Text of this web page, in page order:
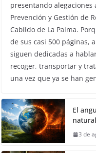
presentando alegaciones
Prevención y Gestión de
Cabildo de La Palma.
de sus casi 500 páginas,
siguen dedicadas a
recoger, transportar y
una vez que ya se han
El
3 de